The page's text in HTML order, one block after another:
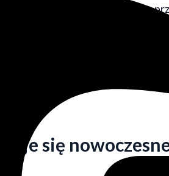
które wymaga nie tylko
że samodzielne prowadzenie
w biznesie.
oczekiwać od nowoczesnej
się